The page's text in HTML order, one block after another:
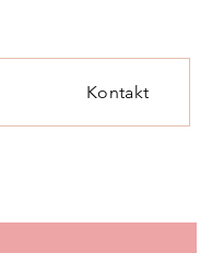
Kontakt